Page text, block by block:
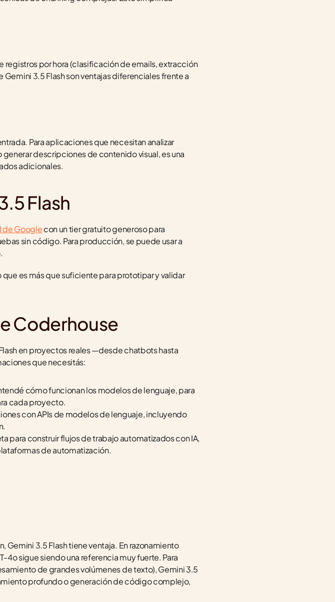
registros por hora (clasificación de emails, extracción
3.5 Flash son ventajas diferenciales frente a
Para aplicaciones que necesitan analizar
descripciones de contenido visual, es una
adicionales.
Flash
de Google con un tier gratuito generoso para
sin código. Para producción, se puede usar a
es más que suficiente para prototipar y validar
Coderhouse
en proyectos reales —desde chatbots hasta
que necesitás:
cómo funcionan los modelos de lenguaje, para
cada proyecto.
con APIs de modelos de lenguaje, incluyendo
para construir flujos de trabajo automatizados con IA,
de automatización.
3.5 Flash tiene ventaja. En razonamiento
sigue siendo una referencia muy fuerte. Para
de grandes volúmenes de texto), Gemini 3.5
profundo o generación de código complejo,